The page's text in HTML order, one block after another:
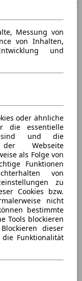
Messung von
von Inhalten,
und
oder ähnliche
die essentielle
sind und die
Webseite
als Folge von
Funktionen
von
zu
Cookies bzw.
nicht
bestimmte
Tools blockieren
dieser
die Funktionalität